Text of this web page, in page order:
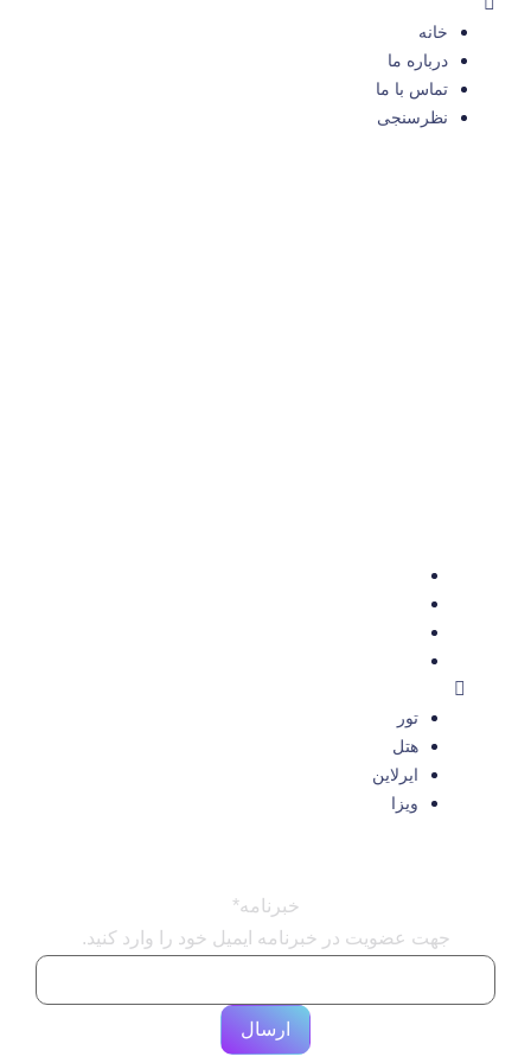
خانه
درباره ما
تماس با ما
نظرسنجی
تور
هتل
ایرلاین
ویزا
خبرنامه*
جهت عضویت در خبرنامه ایمیل خود را وارد کنید.